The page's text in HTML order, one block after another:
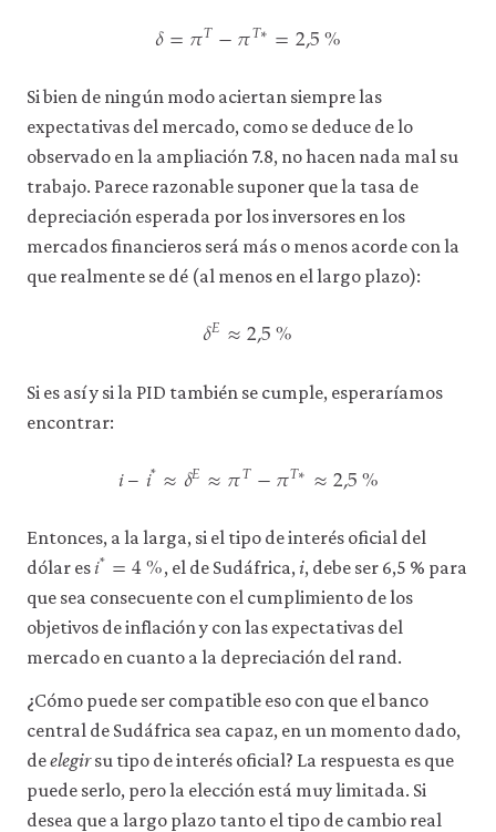
𝛿=𝜋𝑇−𝜋𝑇∗=2,5%
Si bien de ningún modo aciertan siempre las
expectativas del mercado, como se deduce de lo
observado en la ampliación 7.8, no hacen nada mal su
trabajo. Parece razonable suponer que la tasa de
depreciación esperada por los inversores en los
mercados financieros será más o menos acorde con la
que realmente se dé (al menos en el largo plazo):
𝛿𝐸≈2,5%
Si es así y si la PID también se cumple, esperaríamos
encontrar:
𝑖–𝑖*≈𝛿𝐸≈𝜋𝑇−𝜋𝑇∗≈2,5%
Entonces, a la larga, si el tipo de interés oficial del
dólar es𝑖*=4%
i* % , el de Sudáfrica, i, debe ser 6,5 % para
que sea consecuente con el cumplimiento de los
objetivos de inflación y con las expectativas del
mercado en cuanto a la depreciación del rand.
¿Cómo puede ser compatible eso con que el banco
central de Sudáfrica sea capaz, en un momento dado,
deelegirsu tipo de interés oficial? La respuesta es que
puede serlo, pero la elección está muy limitada. Si
desea que a largo plazo tanto el tipo de cambio real